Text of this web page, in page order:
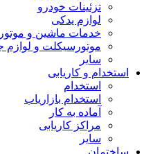
تزئینات خودرو
لوازم یدکی
خدمات ماشین و موتور
موتورسیکلت و لوازم
سایر
استخدام و کاریابی
استخدام
استخدام بازاریاب
آماده به کار
مراکز کاریابی
سایر